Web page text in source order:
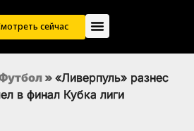
сейчас
» «Ливерпуль» разнес
в финал Кубка лиги